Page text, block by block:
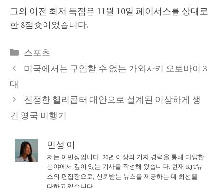
그의 이전 최저 득점은 11월 10일 페이서스를 상대로
한 8점슛이었습니다.
Categories
스포츠
미국에서는 구입할 수 없는 가와사키 오토바이 3
대
진정한 헬리콥터 대안으로 설계된 이상하게 생
긴 영국 비행기
민성 이
저는 이민성입니다. 20년 이상의 기자 경력을 통해 다양한
분야에서 깊이 있는 기사를 작성해 왔습니다. 현재 KJT뉴
스의 편집장으로, 신뢰받는 뉴스를 제공하는 데 최선을
다하고 있습니다.